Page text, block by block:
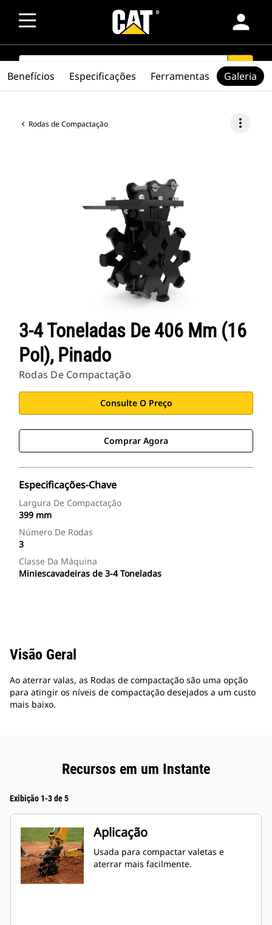
person
SEARCH search
Rodas de Compactação more_vert
3-4 Toneladas De 406 Mm (16
Pol), Pinado
Rodas De Compactação
Consulte O Preço
Comprar Agora
Especificações-Chave
Largura De Compactação
399 mm
Número De Rodas
3
Classe Da Máquina
Miniescavadeiras de 3-4 Toneladas
Benefícios Especificações Ferramentas Galeria
Visão Geral
Ao aterrar valas, as Rodas de compactação são uma opção
para atingir os níveis de compactação desejados a um custo
mais baixo.
Recursos em um Instante
Exibição 1-3 de 5
Aplicação
Usada para compactar valetas e
aterrar mais facilmente.